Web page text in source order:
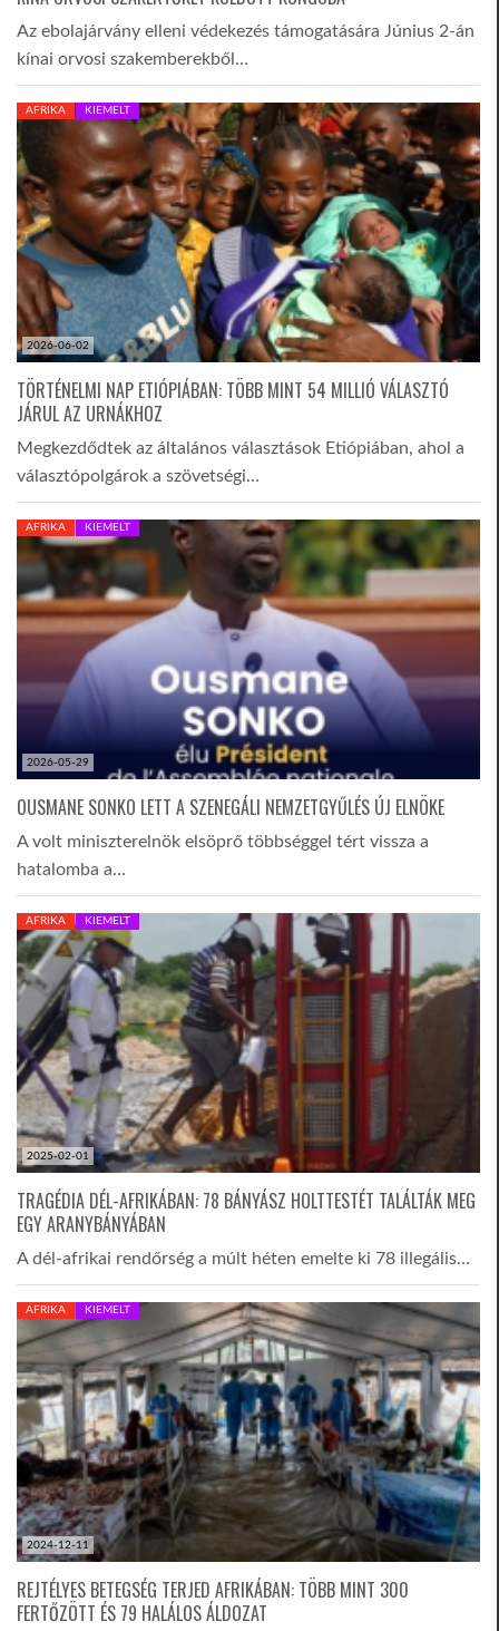
Az ebolajárvány elleni védekezés támogatására Június 2-án
kínai orvosi szakemberekből…
2026-06-02
AFRIKA KIEMELT
TÖRTÉNELMI NAP ETIÓPIÁBAN: TÖBB MINT 54 MILLIÓ VÁLASZTÓ
JÁRUL AZ URNÁKHOZ
Megkezdődtek az általános választások Etiópiában, ahol a
választópolgárok a szövetségi…
2026-05-29
AFRIKA KIEMELT
OUSMANE SONKO LETT A SZENEGÁLI NEMZETGYŰLÉS ÚJ ELNÖKE
A volt miniszterelnök elsöprő többséggel tért vissza a
hatalomba a…
2025-02-01
AFRIKA KIEMELT
TRAGÉDIA DÉL-AFRIKÁBAN: 78 BÁNYÁSZ HOLTTESTÉT TALÁLTÁK MEG
EGY ARANYBÁNYÁBAN
A dél-afrikai rendőrség a múlt héten emelte ki 78 illegális…
2024-12-11
AFRIKA KIEMELT
REJTÉLYES BETEGSÉG TERJED AFRIKÁBAN: TÖBB MINT 300
FERTŐZÖTT ÉS 79 HALÁLOS ÁLDOZAT